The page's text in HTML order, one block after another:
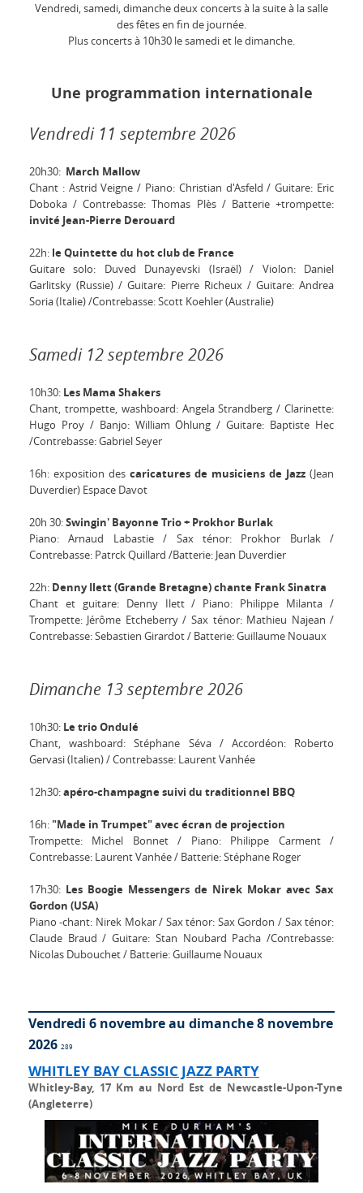
Vendredi, samedi, dimanche deux concerts à la suite à la salle
des fêtes en fin de journée.
Plus concerts à 10h30 le samedi et le dimanche.
Une programmation internationale
Vendredi 11 septembre 2026
20h30: March Mallow
Chant : Astrid Veigne / Piano: Christian d'Asfeld / Guitare: Eric
Doboka / Contrebasse: Thomas Plès / Batterie +trompette:
invité Jean-Pierre Derouard
22h: le Quintette du hot club de France
Guitare solo: Duved Dunayevski (Israël) / Violon: Daniel
Garlitsky (Russie) / Guitare: Pierre Richeux / Guitare: Andrea
Soria (Italie) /Contrebasse: Scott Koehler (Australie)
Samedi 12 septembre 2026
10h30: Les Mama Shakers
Chant, trompette, washboard: Angela Strandberg / Clarinette:
Hugo Proy / Banjo: William Öhlung / Guitare: Baptiste Hec
/Contrebasse: Gabriel Seyer
16h: exposition des caricatures de musiciens de Jazz(Jean
Duverdier) Espace Davot
20h 30:Swingin' Bayonne Trio + Prokhor Burlak
Piano: Arnaud Labastie / Sax ténor: Prokhor Burlak /
Contrebasse: Patrck Quillard /Batterie: Jean Duverdier
22h: Denny Ilett (Grande Bretagne) chante Frank Sinatra
Chant et guitare: Denny Ilett / Piano: Philippe Milanta /
Trompette: Jérôme Etcheberry / Sax ténor: Mathieu Najean /
Contrebasse: Sebastien Girardot / Batterie: Guillaume Nouaux
Dimanche 13 septembre 2026
10h30: Le trio Ondulé
Chant, washboard: Stéphane Séva / Accordéon: Roberto
Gervasi (Italien) / Contrebasse: Laurent Vanhée
12h30:apéro-champagne suivi du traditionnel BBQ
16h: "Made in Trumpet" avec écran de projection
Trompette: Michel Bonnet / Piano: Philippe Carment /
Contrebasse: Laurent Vanhée / Batterie: Stéphane Roger
17h30: Les Boogie Messengers de Nirek Mokar avec Sax
Gordon (USA)
Piano -chant: Nirek Mokar / Sax ténor: Sax Gordon / Sax ténor:
Claude Braud / Guitare: Stan Noubard Pacha /Contrebasse:
Nicolas Dubouchet / Batterie: Guillaume Nouaux
Vendredi 6 novembre au dimanche 8 novembre
2026 289
WHITLEY BAY CLASSIC JAZZ PARTY
Whitley-Bay, 17 Km au Nord Est de Newcastle-Upon-Tyne
(Angleterre)